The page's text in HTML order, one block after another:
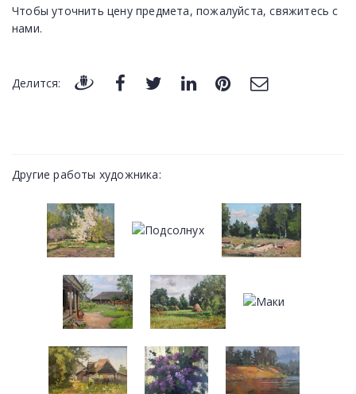
Чтобы уточнить цену предмета, пожалуйста, свяжитесь с
нами.
Делится:
Другие работы художника: